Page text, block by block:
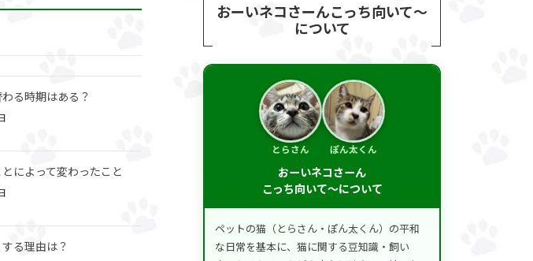
る時期はある？
によって変わったこと
る理由は？
おーいネコさーんこっち向いて～
について
とらさん ぽん太くん
おーいネコさーん
こっち向いて～について
ペットの猫（とらさん・ぽん太くん）の平和
な日常を基本に、猫に関する豆知識・飼い